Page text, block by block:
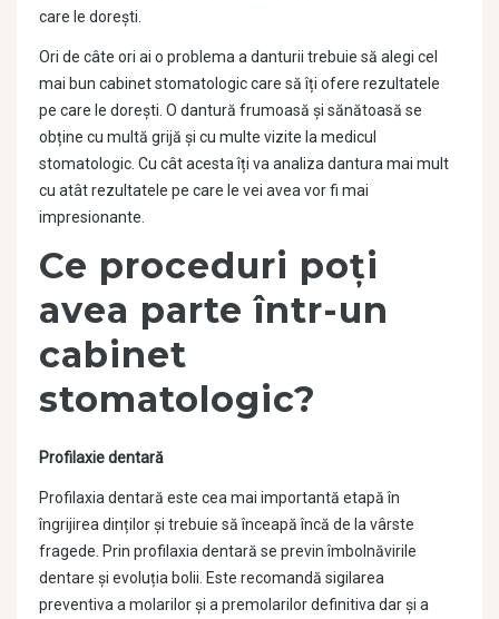
care le dorești.
Ori de câte ori ai o problema a danturii trebuie să alegi cel
mai bun cabinet stomatologic care să îți ofere rezultatele
pe care le dorești. O dantură frumoasă și sănătoasă se
obține cu multă grijă și cu multe vizite la medicul
stomatologic. Cu cât acesta îți va analiza dantura mai mult
cu atât rezultatele pe care le vei avea vor fi mai
impresionante.
Ce proceduri poți
avea parte într-un
cabinet
stomatologic?
Profilaxie dentară
Profilaxia dentară este cea mai importantă etapă în
îngrijirea dinților și trebuie să înceapă încă de la vârste
fragede. Prin profilaxia dentară se previn îmbolnăvirile
dentare și evoluția bolii. Este recomandă sigilarea
preventiva a molarilor și a premolarilor definitiva dar și a